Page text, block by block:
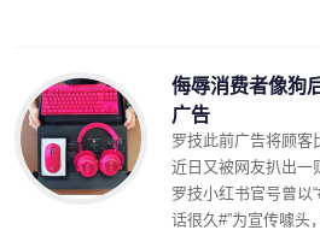
侮辱消费者像狗
广告
罗技此前广告将顾客
近日又被网友扒出一
罗技小红书官号曾以
话很久#”为宣传噱头，